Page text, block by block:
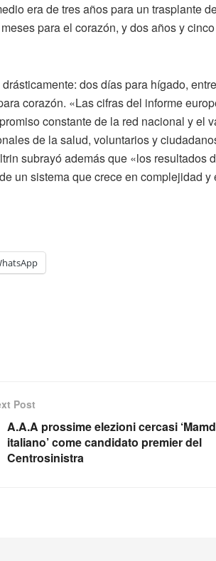
era de tres años para un trasplante
para el corazón, y dos años y
dos días para hígado,
corazón. «Las cifras del informe
constante de la red nacional y el
de la salud, voluntarios y
subrayó además que «los resultados
un sistema que crece en complejidad y
Post
A.A.A prossime elezioni cercasi
italiano’ come candidato premier del
Centrosinistra